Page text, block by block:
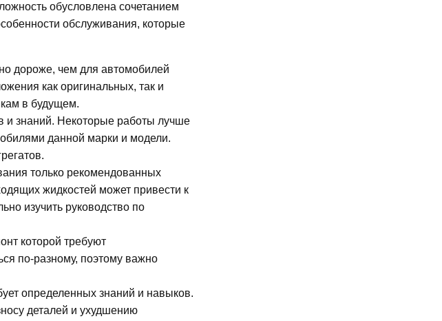
обусловлена сочетанием
обслуживания, которые
дороже, чем для автомобилей
как оригинальных, так и
в будущем.
и знаний. Некоторые работы лучше
данной марки и модели.
только рекомендованных
жидкостей может привести к
изучить руководство по
которой требуют
по-разному, поэтому важно
определенных знаний и навыков.
деталей и ухудшению